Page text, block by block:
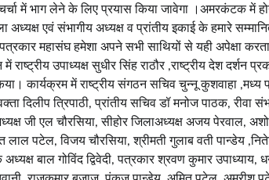
चर्चा में भाग लेने के लिए प्रयास किया जावेगा ।अमरकंटक
एवं संभागीय अध्यक्ष व प्रांतीय इकाई के हमारे
महासंघ हमेशा अपने सभी साथियों से यही अपेक्षा
उपाध्यक्ष सुधीर सिंह राठौर ,राष्ट्रीय देश दर्शन
कार्यक्रम में राष्ट्रीय संगठन सचिव चुन्नू कुशवाहा ,मध्य
दिलीप त्रिपाठी, प्रांतीय सचिव डॉ मनोज पाठक,
जी एल चौरसिया, सीहोर जिलाअध्यक्ष अजय पेरवाल,
लाल पटेल, विजय चौरसिया, श्रीमती गुलाब वती पान्डेय
अध्यक्ष बाल गोविंद द्विवेदी, पत्रकार श्रवण कुमार